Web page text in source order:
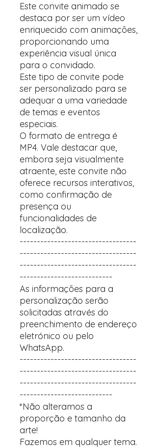
Este convite animado se
destaca por ser um vídeo
enriquecido com animações,
proporcionando uma
experiência visual única
para o convidado.
Este tipo de convite pode
ser personalizado para se
adequar a uma variedade
de temas e eventos
especiais.
O formato de entrega é
MP4. Vale destacar que,
embora seja visualmente
atraente, este convite não
oferece recursos interativos,
como confirmação de
presença ou
funcionalidades de
localização.
----------------------------------
----------------------------------
----------------------------------
---------------------------
As informações para a
personalização serão
solicitadas através do
preenchimento de endereço
eletrónico ou pelo
WhatsApp.
----------------------------------
----------------------------------
----------------------------------
---------------------------
*Não alteramos a
proporção e tamanho da
arte!
Fazemos em qualquer tema.